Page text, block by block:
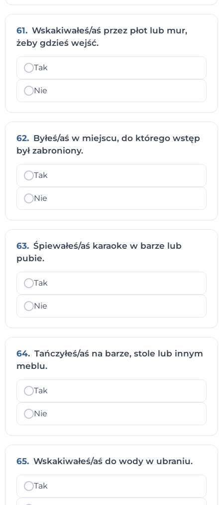
61. Wskakiwałeś/aś przez płot lub mur,
żeby gdzieś wejść.
Tak
Nie
62. Byłeś/aś w miejscu, do którego wstęp
był zabroniony.
Tak
Nie
63. Śpiewałeś/aś karaoke w barze lub
pubie.
Tak
Nie
64. Tańczyłeś/aś na barze, stole lub innym
meblu.
Tak
Nie
65. Wskakiwałeś/aś do wody w ubraniu.
Tak